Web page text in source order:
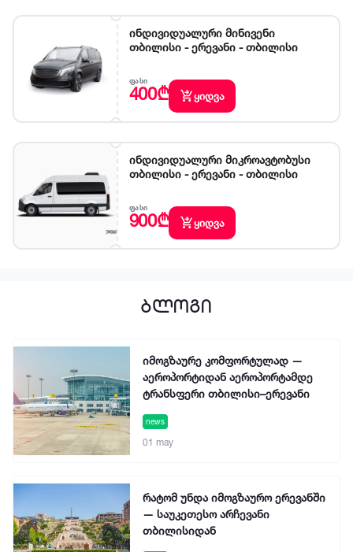
ინდივიდუალური მინივენი
თბილისი - ერევანი - თბილისი
ᲤᲐᲡᲘ
400₾ shopping_cart_checkoutყიდვა
ინდივიდუალური მიკროავტობუსი
თბილისი - ერევანი - თბილისი
ᲤᲐᲡᲘ
900₾ shopping_cart_checkoutყიდვა
ბლოგი
news
01 may
იმოგზაურე კომფორტულად —
აეროპორტიდან აეროპორტამდე
ტრანსფერი თბილისი–ერევანი
რატომ უნდა იმოგზაურო ერევანში
— საუკეთესო არჩევანი
თბილისიდან